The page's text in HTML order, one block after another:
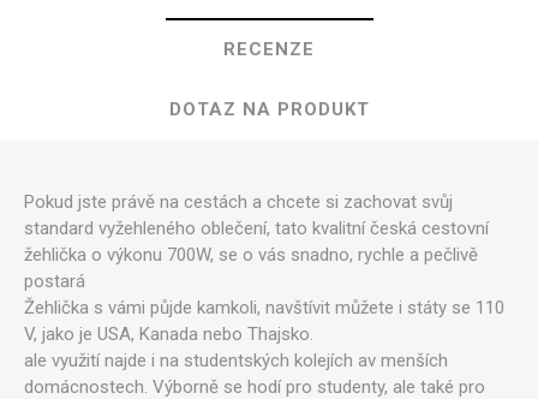
RECENZE
DOTAZ NA PRODUKT
Pokud jste právě na cestách a chcete si zachovat svůj
standard vyžehleného oblečení, tato kvalitní česká cestovní
žehlička o výkonu 700W, se o vás snadno, rychle a pečlivě
postará
Žehlička s vámi půjde kamkoli, navštívit můžete i státy se 110
V, jako je USA, Kanada nebo Thajsko.
ale využití najde i na studentských kolejích av menších
domácnostech. Výborně se hodí pro studenty, ale také pro